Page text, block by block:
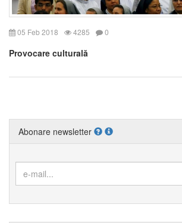
05 Feb 2018 4285 0
Provocare culturală
Abonare newsletter